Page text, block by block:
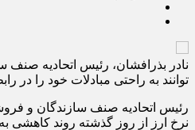
نادر بذرافشان، رئیس اتحادیه
توانند به راحتی مبادلات خود را در
نرخ ارز از روز گذشته روند کاهشی